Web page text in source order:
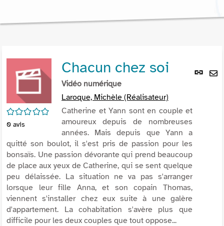
Lien
/5
0 avis
Chacun chez soi
Vidéo numérique
Laroque, Michèle (Réalisateur)
Catherine et Yann sont en couple et
amoureux depuis de nombreuses
années. Mais depuis que Yann a
quitté son boulot, il s'est pris de passion pour les
bonsaïs. Une passion dévorante qui prend beaucoup
de place aux yeux de Catherine, qui se sent quelque
peu délaissée. La situation ne va pas s'arranger
lorsque leur fille Anna, et son copain Thomas,
viennent s'installer chez eux suite à une galère
d'appartement. La cohabitation s'avère plus que
difficile pour les deux couples que tout oppose...